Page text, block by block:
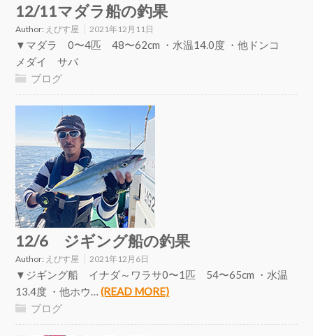
12/11マダラ船の釣果
Author: えびす屋 2021年12月11日
▼マダラ 0〜4匹 48〜62cm ・水温14.0度 ・他ドンコ
メダイ サバ
ブログ
12/6 ジギング船の釣果
Author: えびす屋 2021年12月6日
▼ジギング船 イナダ～ワラサ0〜1匹 54〜65cm ・水温
13.4度 ・他ホウ…(READ MORE)
ブログ